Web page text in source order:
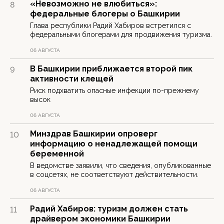
8
«Невозможно не влюбиться»:
федеральные блогеры о Башкирии
Глава республики Радий Хабиров встретился с
федеральными блогерами для продвижения туризма.
06 АВГУСТА
9
В Башкирии приближается второй пик
активности клещей
Риск подхватить опасные инфекции по-прежнему
высок
06 АВГУСТА
10
Минздрав Башкирии опроверг
информацию о ненадлежащей помощи
беременной
В ведомстве заявили, что сведения, опубликованные
в соцсетях, не соответствуют действительности.
06 АВГУСТА
11
Радий Хабиров: туризм должен стать
драйвером экономики Башкирии